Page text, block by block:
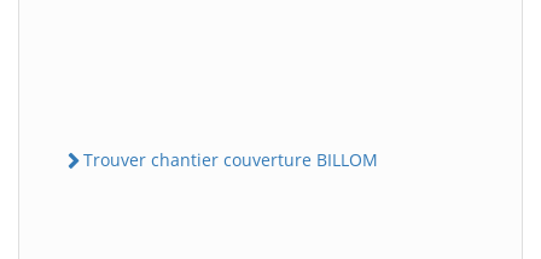
Trouver chantier couverture BILLOM